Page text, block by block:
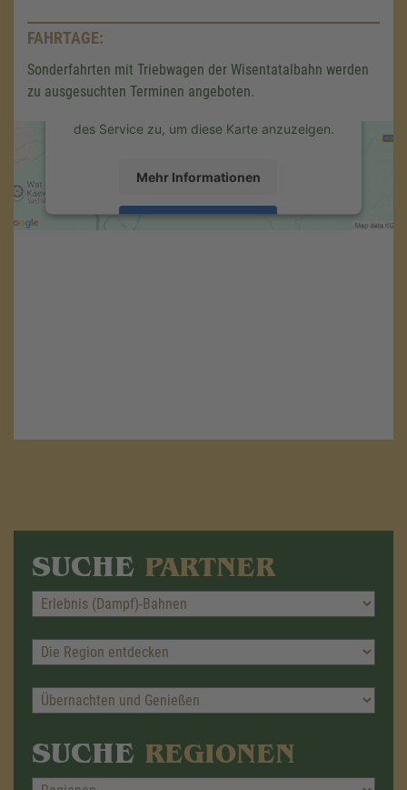
SUCHE PARTNER
SUCHE REGIONEN
FAHRTAGE:
Sonderfahrten mit Triebwagen der Wisentatalbahn werden
zu ausgesuchten Terminen angeboten.
Wir verwenden einen Service eines
Dieser Service kann Daten zu Ihren
Aktivitäten sammeln. Bitte lesen Sie die
des Service zu, um diese Karte anzuzeigen.
Mehr Informationen